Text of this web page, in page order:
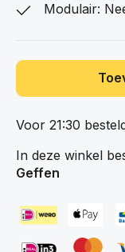
Modulair:
Voor 21:30
In deze winkel
Geffen